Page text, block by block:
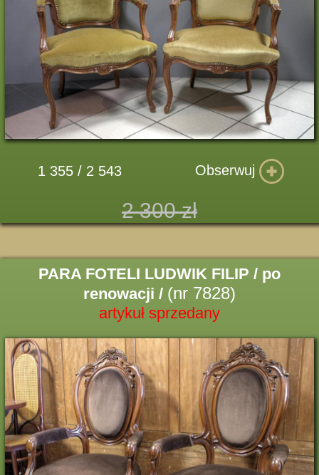
1 355 / 2 543 Obserwuj
2 300 zł
PARA FOTELI LUDWIK FILIP / po
renowacji / (nr 7828)
artykuł sprzedany